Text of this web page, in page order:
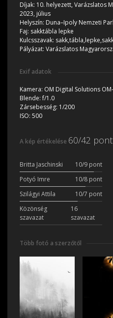
Díjak: 10. helyezett, Varázslatos
2023, július
Helyszín: Duna–Ipoly Nemzeti
Faj: sakktábla lepke
Kulcsszavak:
Pályázat: Varázslatos
Exif adatok
Kamera: OM Digital Solutions
Blende:f/1.0
Zársebesség: 1/200
ISO: 500
A kép értékelése 60/42 pont
Britta Jaschinski 10/9 pont
Potyó Imre
10/8 pont
Szilágyi Attila
10/7 pont
Közönség
szavazat
16
szavazat
Több fotó a szerzőtől